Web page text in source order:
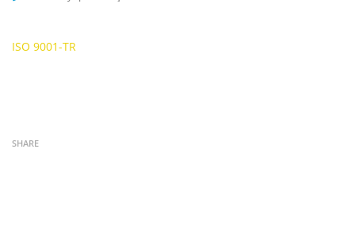
ISO 9001-TR
SHARE